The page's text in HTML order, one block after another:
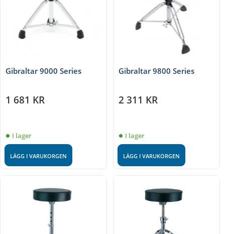
Gibraltar 9000 Series
1 681 KR
I lager
LÄGG I VARUKORGEN
Gibraltar 9800 Series
2 311 KR
I lager
LÄGG I VARUKORGEN